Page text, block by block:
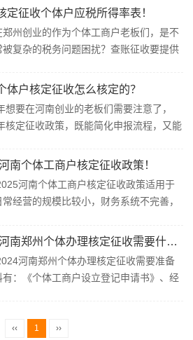
过核定利润率或固定税率，经营所得税率
是年入百万的设计师、网红，只要业务真
理规划，就能将综合税负压缩到1.5...
定征收个体户应税所得率表！
郑州创业的作为个体工商户老板们，是不
被复杂的税务问题困扰？查账征收要提供
成本难核算的情况！而申请核定征收不用
户应税所得率！所以智小账今天特意为各
们整理了本篇文章，带领大家一起来具体
体户核定征收怎么核定的？
想要在河南创业的老板们需要注意了，
核定征收政策，既能简化申报流程，又能
业初期规模小、账目简单的老板！但是同
需要满足哪些条件”“具体操作流程是什么”
都不是很了解。今天智小账就带...
南个体工商户核定征收政策！
河南个体工商户核定征收政策适用于
经营的规模比较小，财务系统不完善，
...
2024河南郑州个体办理核定征收需要什么资料（个体户核定征收流程）
河南郑州个体办理核定征收需要准备
有：《个体工商户设立登记申请书》、经
应的许可证书或审批文件、经营场所...
‹‹ 1 ››